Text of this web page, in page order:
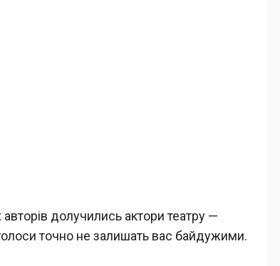
долучились актори театру —
точно не залишать вас байдужими.